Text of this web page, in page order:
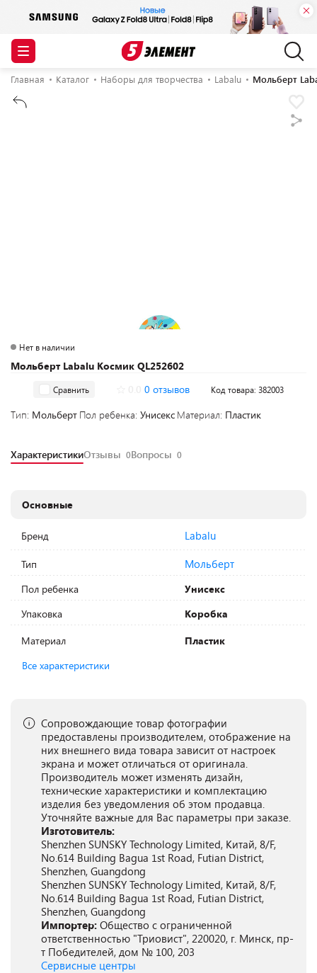
Главная Каталог Наборы для творчества Labalu Мольберт
Мольберт Labalu Космик QL252602
Нет в наличии
Сравнить 0 отзывов Код товара: 382003
Тип: Мольберт Пол ребенка: Унисекс Материал: Пластик
ХарактеристикиОтзывы 0Вопросы 0
Основные
Бренд Labalu
Тип Мольберт
Пол ребенка
Унисекс
Упаковка
Коробка
Материал
Пластик
Все характеристики
Сопровождающие товар фотографии
предоставлены производителем, отображение на
них внешнего вида товара зависит от настроек
экрана и может отличаться от оригинала.
Производитель может изменять дизайн,
технические характеристики и комплектацию
изделия без уведомления об этом продавца.
Уточняйте важные для Вас параметры при заказе.
Изготовитель:
Shenzhen SUNSKY Technology Limited, Китай, 8/F,
No.614 Building Bagua 1st Road, Futian District,
Shenzhen, Guangdong
Shenzhen SUNSKY Technology Limited, Китай, 8/F,
No.614 Building Bagua 1st Road, Futian District,
Shenzhen, Guangdong
Импортер: Общество с ограниченной
ответственностью "Триовист", 220020, г. Минск, пр-
т Победителей, дом № 100, 203
Сервисные центры